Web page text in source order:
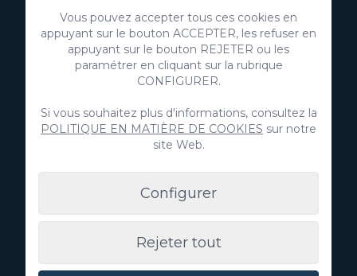
Découvrez
Immobilier
Annoncez votre propriété
Blog
Expériences
Qui nous sommes
Vous pouvez accepter tous ces cookies en
appuyant sur le bouton ACCEPTER, les refuser en
appuyant sur le bouton REJETER ou les
paramétrer en cliquant sur la rubrique
CONFIGURER.
Si vous souhaitez plus d'informations, consultez la
POLITIQUE EN MATIÈRE DE COOKIES sur notre
site Web.
Configurer
Rejeter tout